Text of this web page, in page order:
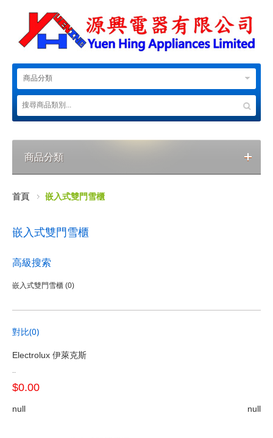
商品分類
商品分類
首頁 嵌入式雙門雪櫃
嵌入式雙門雪櫃
高級搜索
嵌入式雙門雪櫃 (0)
對比(0)
Electrolux 伊萊克斯
$0.00
null null